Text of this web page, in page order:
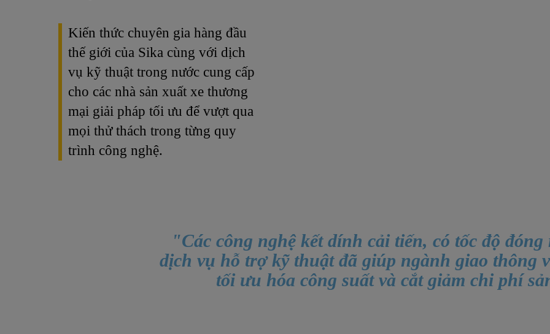
Kiến thức chuyên gia hàng đầu
thế giới của Sika cùng với dịch
vụ kỹ thuật trong nước cung cấp
cho các nhà sản xuất xe thương
mại giải pháp tối ưu để vượt qua
mọi thử thách trong từng quy
trình công nghệ.
"Các công nghệ kết dính cải tiến, có tốc độ
dịch vụ hỗ trợ kỹ thuật đã giúp ngành giao thông
tối ưu hóa công suất và cắt giảm chi phí